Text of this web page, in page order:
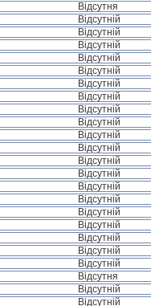
Відсутня
Відсутній
Відсутній
Відсутній
Відсутній
Відсутній
Відсутній
Відсутній
Відсутній
Відсутній
Відсутній
Відсутній
Відсутній
Відсутній
Відсутній
Відсутній
Відсутній
Відсутній
Відсутній
Відсутній
Відсутній
Відсутня
Відсутній
Відсутній